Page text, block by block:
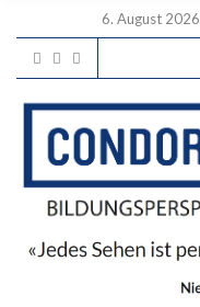
6. August 2026